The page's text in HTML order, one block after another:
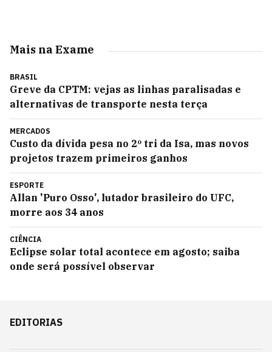
Mais na Exame
BRASIL
Greve da CPTM: vejas as linhas paralisadas e
alternativas de transporte nesta terça
MERCADOS
Custo da dívida pesa no 2º tri da Isa, mas novos
projetos trazem primeiros ganhos
ESPORTE
Allan 'Puro Osso', lutador brasileiro do UFC,
morre aos 34 anos
CIÊNCIA
Eclipse solar total acontece em agosto; saiba
onde será possível observar
EDITORIAS